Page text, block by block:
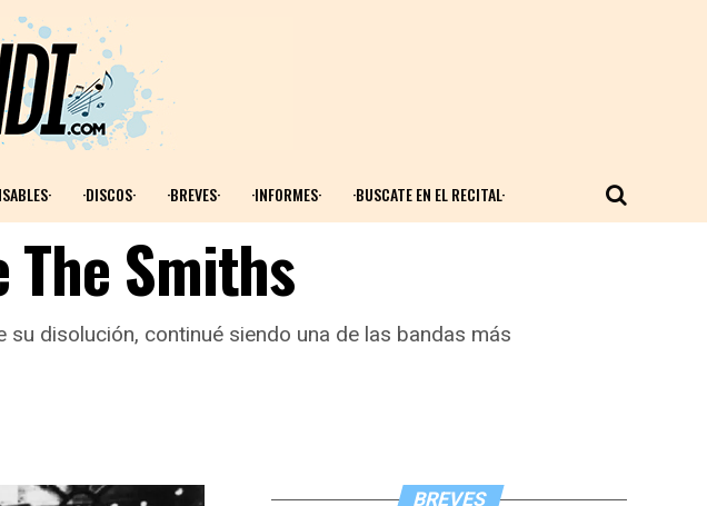
·DISCOS· ·BREVES· ·INFORMES· ·BUSCATE EN EL RECITAL·
The Smiths
disolución, continué siendo una de las bandas más
BREVES